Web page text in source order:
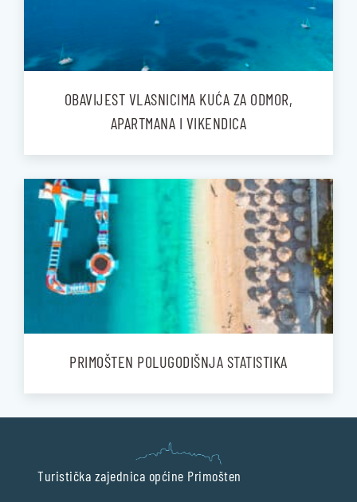
OBAVIJEST VLASNICIMA KUĆA ZA ODMOR,
APARTMANA I VIKENDICA
PRIMOŠTEN POLUGODIŠNJA STATISTIKA
Turistička zajednica općine Primošten